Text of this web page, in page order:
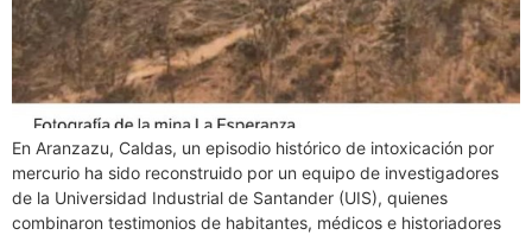
En Aranzazu, Caldas, un episodio histórico de intoxicación por
mercurio ha sido reconstruido por un equipo de investigadores
de la Universidad Industrial de Santander (UIS), quienes
combinaron testimonios de habitantes, médicos e historiadores